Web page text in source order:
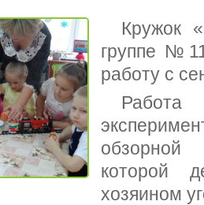
Кружок
группе
работу с
обзорной
которой
хозяином